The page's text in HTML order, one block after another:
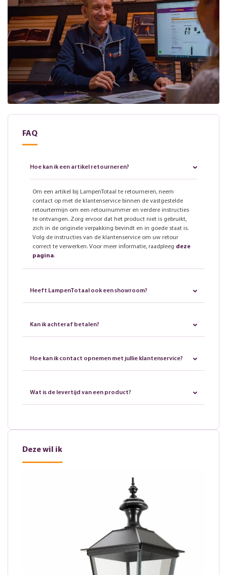
FAQ
Hoe kan ik een artikel retourneren?
Om een artikel bij LampenTotaal te retourneren, neem
contact op met de klantenservice binnen de vastgestelde
retourtermijn om een retournummer en verdere instructies
te ontvangen. Zorg ervoor dat het product niet is gebruikt,
zich in de originele verpakking bevindt en in goede staat is.
Volg de instructies van de klantenservice om uw retour
correct te verwerken. Voor meer informatie, raadpleeg deze
pagina.
Heeft LampenTotaal ook een showroom?
Kan ik achteraf betalen?
Hoe kan ik contact opnemen met jullie klantenservice?
Wat is de levertijd van een product?
Deze wil ik